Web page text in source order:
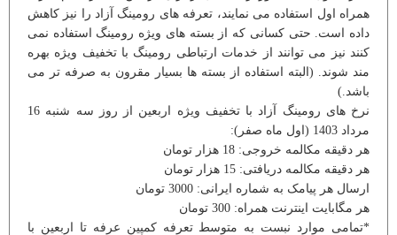
همراه اول استفاده می نمایند، تعرفه های رومینگ آزاد را نیز کاهش
داده است. حتی کسانی که از بسته های ویژه رومینگ استفاده نمی
کنند نیز می توانند از خدمات ارتباطی رومینگ با تخفیف ویژه بهره
مند شوند. (البته استفاده از بسته ها بسیار مقرون به صرفه تر می
باشد.)
نرخ های رومینگ آزاد با تخفیف ویژه اربعین از روز سه شنبه 16
مرداد 1403 (اول ماه صفر):
هر دقیقه مکالمه خروجی: 18 هزار تومان
هر دقیقه مکالمه دریافتی: 15 هزار تومان
ارسال هر پیامک به شماره ایرانی: 3000 تومان
هر مگابایت اینترنت همراه: 300 تومان
*تمامی موارد نبست به متوسط تعرفه کمپین عرفه تا اربعین با